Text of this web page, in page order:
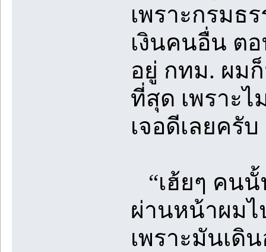
เพราะกรมธ
เงินคนอื่น ต
อยู่ กทม. ผม
ที่สุด เพราะ
เจอดีเลยครั
“เฮ้ยๆ คน
ผ่านหน้าผม
เพราะมันเดิ